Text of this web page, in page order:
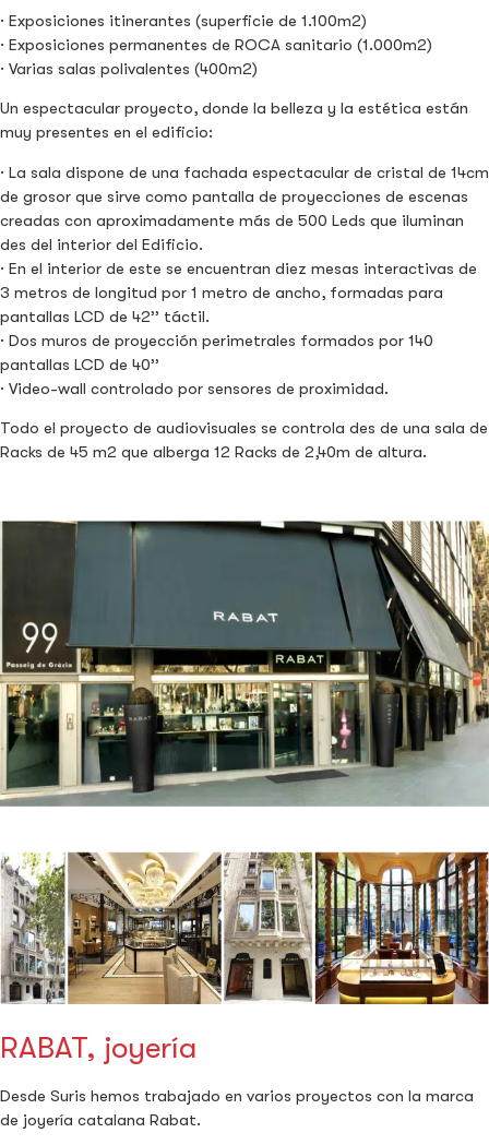
· Exposiciones itinerantes (superficie de 1.100m2)
· Exposiciones permanentes de ROCA sanitario (1.000m2)
· Varias salas polivalentes (400m2)
Un espectacular proyecto, donde la belleza y la estética están
muy presentes en el edificio:
· La sala dispone de una fachada espectacular de cristal de 14cm
de grosor que sirve como pantalla de proyecciones de escenas
creadas con aproximadamente más de 500 Leds que iluminan
des del interior del Edificio.
· En el interior de este se encuentran diez mesas interactivas de
3 metros de longitud por 1 metro de ancho, formadas para
pantallas LCD de 42’’ táctil.
· Dos muros de proyección perimetrales formados por 140
pantallas LCD de 40’’
· Video-wall controlado por sensores de proximidad.
Todo el proyecto de audiovisuales se controla des de una sala de
Racks de 45 m2 que alberga 12 Racks de 2,40m de altura.
RABAT, joyería
Desde Suris hemos trabajado en varios proyectos con la marca
de joyería catalana Rabat.